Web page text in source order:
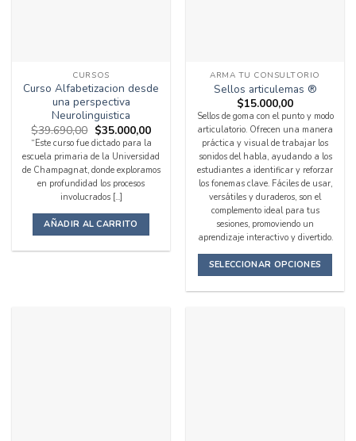
CURSOS
Curso Alfabetizacion desde
una perspectiva
Neurolinguistica
$39.690,00 El
precio
original
era:
$39.690,00.
$35.000,00El
precio
actual
es:
$35.000,00.
“Este curso fue dictado para la
escuela primaria de la Universidad
de Champagnat, donde exploramos
en profundidad los procesos
involucrados [...]
AÑADIR AL CARRITO
ARMA TU CONSULTORIO
Sellos articulemas ®
$15.000,00
Sellos de goma con el punto y modo
articulatorio. Ofrecen una manera
práctica y visual de trabajar los
sonidos del habla, ayudando a los
estudiantes a identificar y reforzar
los fonemas clave. Fáciles de usar,
versátiles y duraderos, son el
complemento ideal para tus
sesiones, promoviendo un
aprendizaje interactivo y divertido.
SELECCIONAR OPCIONES